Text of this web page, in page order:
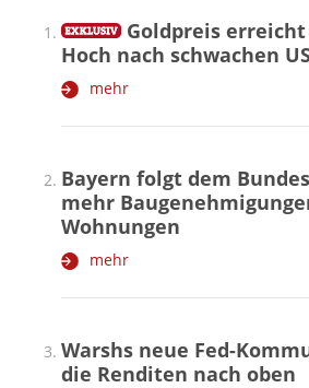
Goldpreis erreicht
Hoch nach schwachen
mehr
Bayern folgt dem
mehr
Wohnungen
mehr
Warshs neue Fed-
die Renditen nach oben